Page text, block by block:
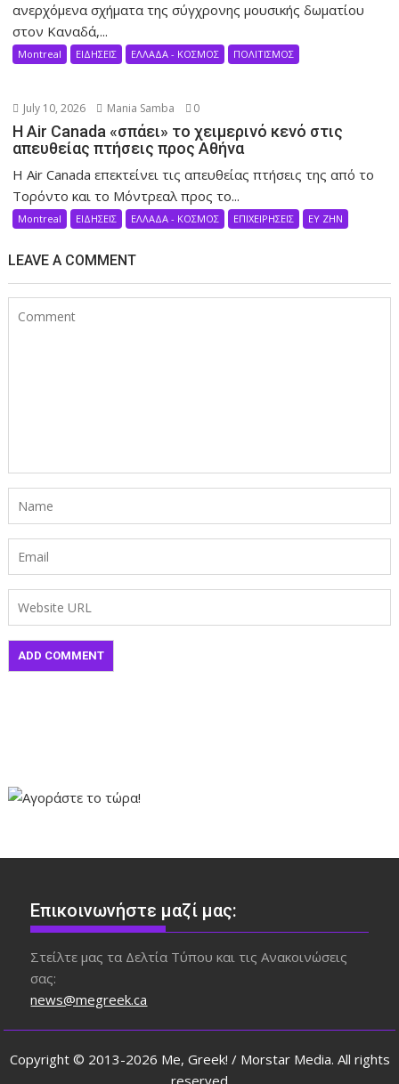
ανερχόμενα σχήματα της σύγχρονης μουσικής δωματίου
στον Καναδά,...
Montreal ΕΙΔΗΣΕΙΣ ΕΛΛΑΔΑ - ΚΟΣΜΟΣ ΠΟΛΙΤΙΣΜΟΣ
July 10, 2026 Mania Samba 0
Η Air Canada «σπάει» το χειμερινό κενό στις
απευθείας πτήσεις προς Αθήνα
Η Air Canada επεκτείνει τις απευθείας πτήσεις της από το
Τορόντο και το Μόντρεαλ προς το...
Montreal ΕΙΔΗΣΕΙΣ ΕΛΛΑΔΑ - ΚΟΣΜΟΣ ΕΠΙΧΕΙΡΗΣΕΙΣ ΕΥ ΖΗΝ
LEAVE A COMMENT
Επικοινωνήστε μαζί μας:
Στείλτε μας τα Δελτία Τύπου και τις Ανακοινώσεις
σας:
news@megreek.ca
Copyright © 2013-2026 Me, Greek! / Morstar Media. All rights
reserved